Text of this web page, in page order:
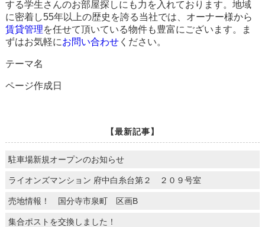
する学生さんのお部屋探しにも力を入れております。地域
に密着し55年以上の歴史を誇る当社では、オーナー様から
賃貸管理を任せて頂いている物件も豊富にございます。ま
ずはお気軽にお問い合わせください。
テーマ名
ページ作成日
【最新記事】
駐車場新規オープンのお知らせ
ライオンズマンション 府中白糸台第２ ２０９号室
売地情報！ 国分寺市泉町 区画B
集合ポストを交換しました！